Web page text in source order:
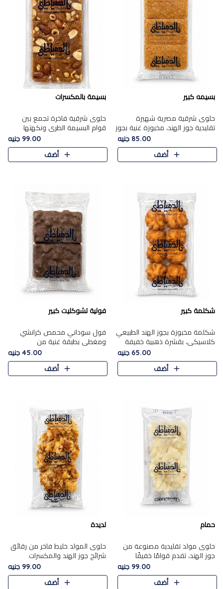
بسيمه كبير
حلوى شرقية مصرية شهيرة
تقليدية جوز الهند، مخبوزة غنية بجوز
الهند، بلمسه ذهبية وتتميز بقوامها
المرمل وطعمها اللذيذ الذي يشبه
البسبوسة. تُخبز..
85.00 جنيه
أضف
بسيمة بالمكسرات
حلوى شرقية فاخرة تجمع بين
قوام البسيمة الطري ونكهتها
الغنية، مزينة بتشكيلة مختارة من
اللوز والبندق والمكسرات الفاخرة.
مزيج متوازن من القوام ..
99.00 جنيه
أضف
شكلمة كبير
شكلمة مخبوزة بجوز الهند الطبيعي
كلاسيكي، بقشرة ذهبية خفيفة
وقلب طري رطب يذوب في الفم،
تمنحك المذاق الشرقي الحلو الأصيل
التقليدي في كل لقمة.
65.00 جنيه
أضف
فولية تشوكليت كبير
فول سوداني محمص كرانشي
ومغطى بطبقة غنية من
الشوكولاتة، يجمع بين طعم
القرمشة الأصيلة الكلاسكيكية
التقليدية للفول السوداني وحلاوة
45.00 جنيه
أضف
حمام
حلوى مولد تقليدية مصنوعة من
جوز الهند، تقدم قوامًا خفيفًا
ونكهة شرقية أصيلة تجسد روح
الـموسم الأعياد.
99.00 جنيه
أضف
لديدة
حلوى المولد خليط فاخر من رقائق
شرائح جوز الهند والمكسرات
المحمصة، متماسك بشراب حلاوة
الكراميل الخفيفة ليمنحك قرمشة
غنية ومذاقًا شرقيًا أصيلً..
99.00 جنيه
أضف